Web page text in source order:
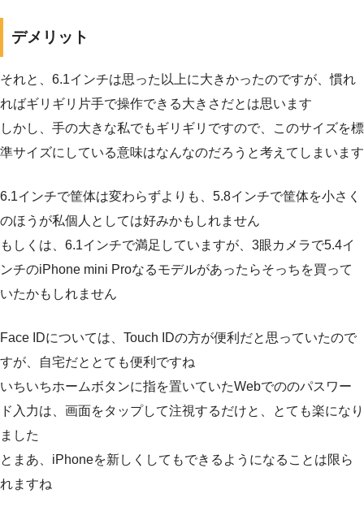
デメリット
それと、6.1インチは思った以上に大きかったのですが、慣れ
ればギリギリ片手で操作できる大きさだとは思います
しかし、手の大きな私でもギリギリですので、このサイズを標
準サイズにしている意味はなんなのだろうと考えてしまいます
6.1インチで筐体は変わらずよりも、5.8インチで筐体を小さく
のほうが私個人としては好みかもしれません
もしくは、6.1インチで満足していますが、3眼カメラで5.4イ
ンチのiPhone mini Proなるモデルがあったらそっちを買って
いたかもしれません
Face IDについては、Touch IDの方が便利だと思っていたので
すが、自宅だととても便利ですね
いちいちホームボタンに指を置いていたWebでののパスワー
ド入力は、画面をタップして注視するだけと、とても楽になり
ました
とまあ、iPhoneを新しくしてもできるようになることは限ら
れますね